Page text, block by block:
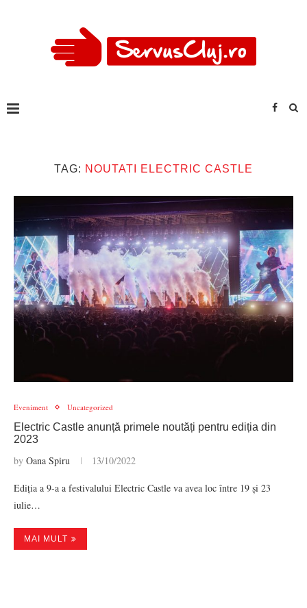
TAG: NOUTATI ELECTRIC CASTLE
Eveniment Uncategorized
Electric Castle anunță primele noutăți pentru ediția din
2023
by Oana Spiru 13/10/2022
Ediția a 9-a a festivalului Electric Castle va avea loc între 19 și 23
iulie…
MAI MULT